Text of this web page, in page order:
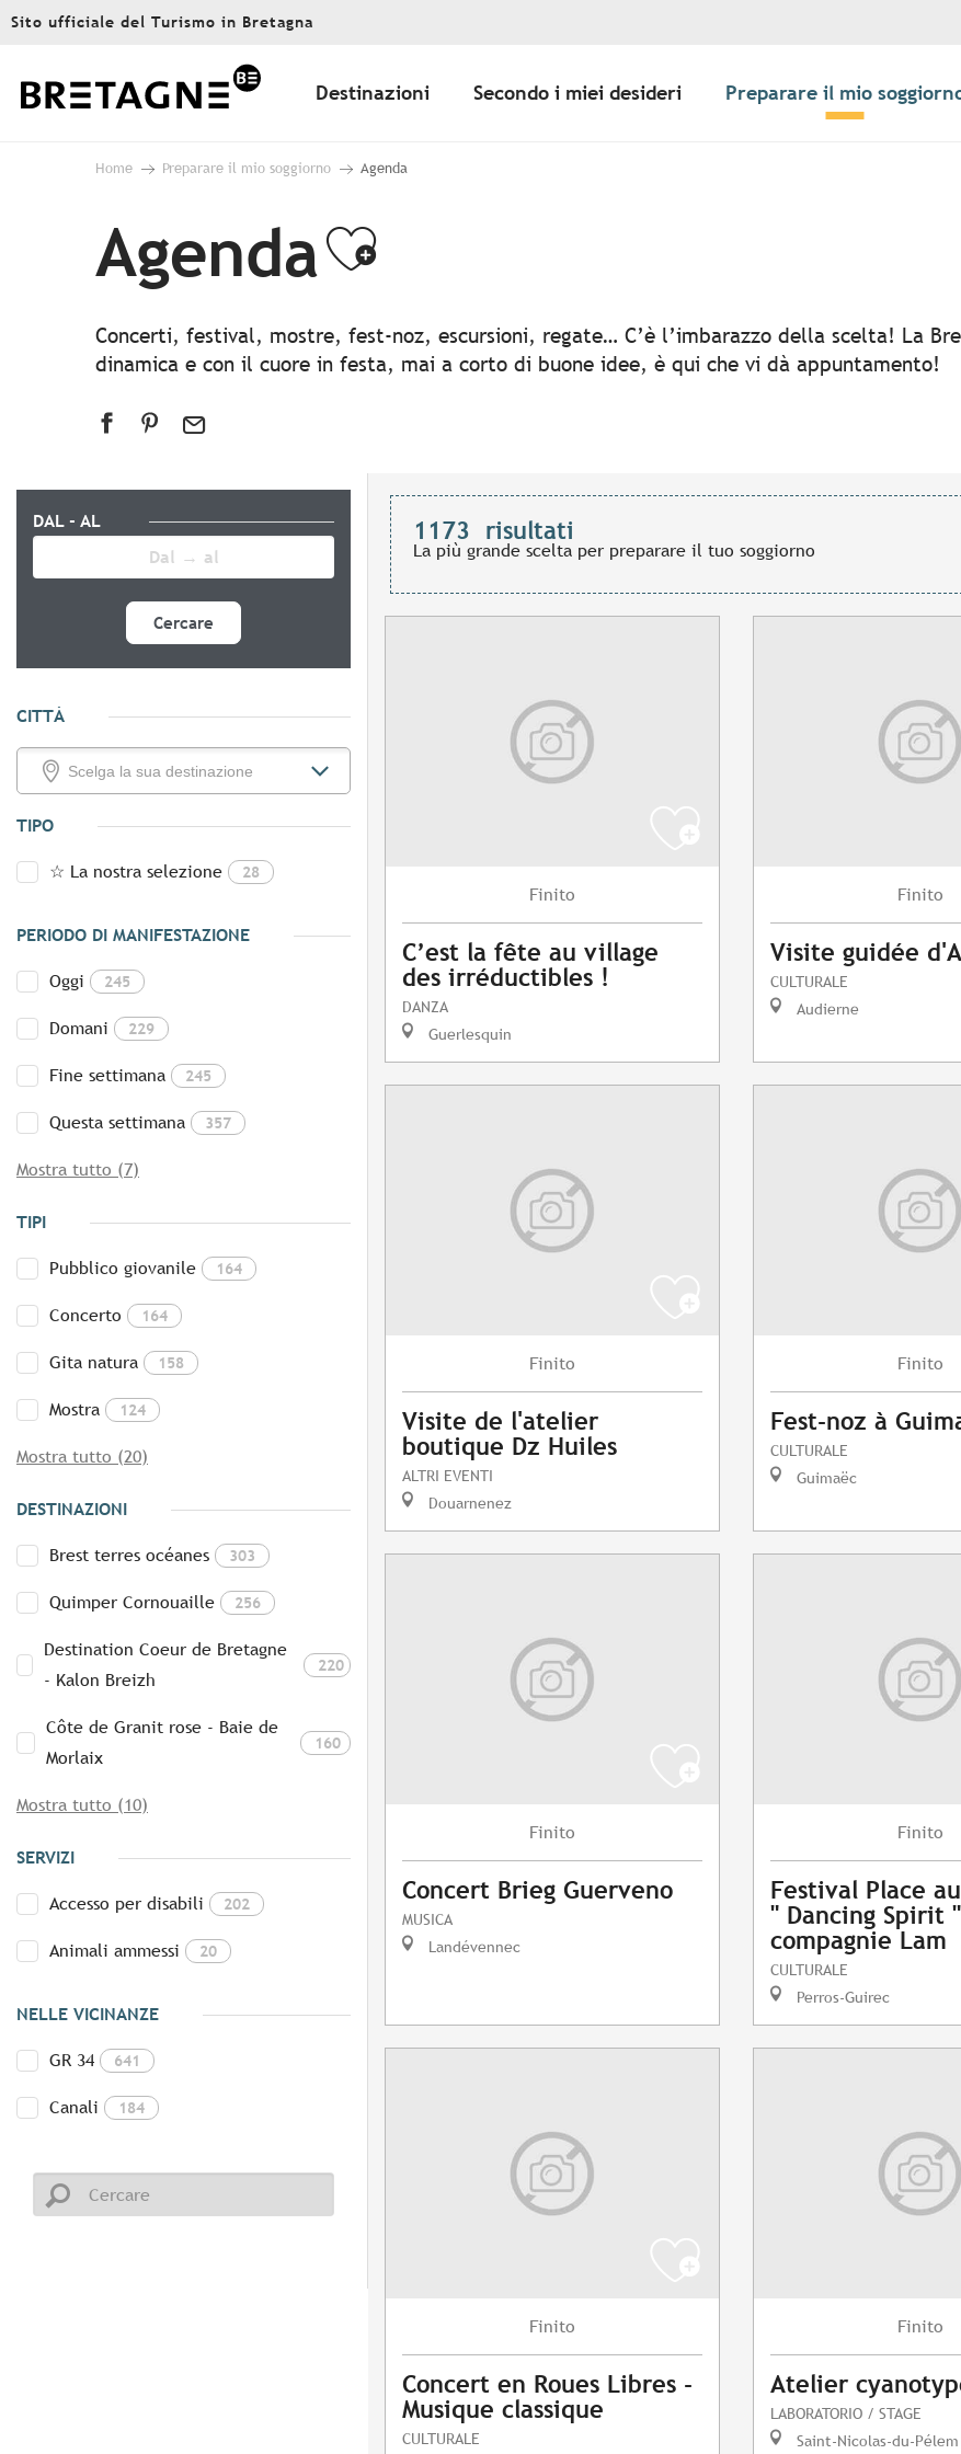
Aller
principal
Sito ufficiale del Turismo in Bretagna
Destinazioni Secondo i miei desideri Preparare il mio
Home Preparare il mio soggiorno Agenda
AgendaAjouter aux favoris
Concerti, festival, mostre, fest-noz, escursioni, regate… C’è l’imbarazzo della scelta! La
dinamica e con il cuore in festa, mai a corto di buone idee, è qui che vi dà appuntamento!
DAL - AL
Cercare
CITTÀ
TIPO
☆ La nostra selezione 28
PERIODO DI MANIFESTAZIONE
Oggi 245
Domani 229
Fine settimana 245
Questa settimana 357
Mostra tutto (7)
TIPI
Pubblico giovanile 164
Concerto 164
Gita natura 158
Mostra 124
Mostra tutto (20)
DESTINAZIONI
Brest terres océanes 303
Quimper Cornouaille 256
Destination Coeur de Bretagne
- Kalon Breizh
220
Côte de Granit rose - Baie de
Morlaix
160
Mostra tutto (10)
SERVIZI
Accesso per disabili 202
Animali ammessi 20
NELLE VICINANZE
GR 34 641
Canali 184
1173 risultati
La più grande scelta per preparare il tuo soggiorno
Finito
C’est la fête au village
des irréductibles !
DANZA
Guerlesquin
Finito
Visite guidée
CULTURALE
Audierne
Finito
Visite de l'atelier
boutique Dz Huiles
ALTRI EVENTI
Douarnenez
Finito
Fest-noz à
CULTURALE
Guimaëc
Finito
Concert Brieg Guerveno
MUSICA
Landévennec
Finito
Festival Place
" Dancing Spirit
compagnie Lam
CULTURALE
Perros-Guirec
Finito
Concert en Roues Libres -
Musique classique
CULTURALE
Finito
Atelier
LABORATORIO / STAGE
Saint-Nicolas-du-Pélem